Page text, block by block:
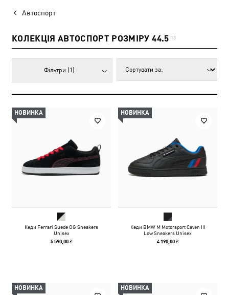
Автоспорт
КОЛЕКЦІЯ АВТОСПОРТ РОЗМІРУ 44.5 13
Фільтри (1)
НОВИНКА
Кеди Ferrari Suede OG Sneakers
Unisex
5 590,00 ₴
НОВИНКА
Кеди BMW M Motorsport Caven III
Low Sneakers Unisex
4 190,00 ₴
НОВИНКА НОВИНКА